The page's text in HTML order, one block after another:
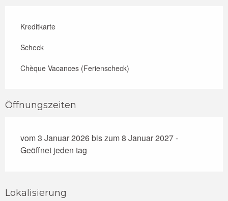
Kreditkarte
Scheck
Chèque Vacances (Ferienscheck)
Öffnungszeiten
vom 3 Januar 2026 bis zum 8 Januar 2027 -
Geöffnet jeden tag
Lokalisierung